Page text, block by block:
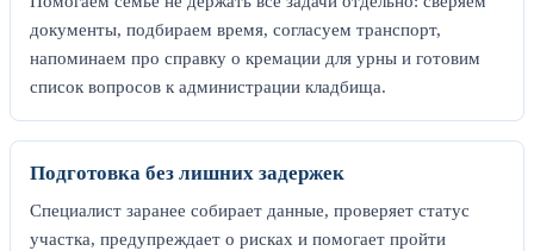
документы, подбираем время, согласуем транспорт,
напоминаем про справку о кремации для урны и готовим
список вопросов к администрации кладбища.
Подготовка без лишних задержек
Специалист заранее собирает данные, проверяет статус
участка, предупреждает о рисках и помогает пройти